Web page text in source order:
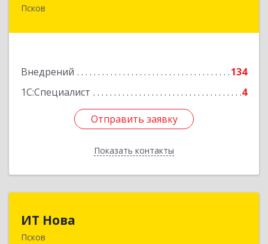
Псков
Внедрений
134
1С:Специалист
4
Отправить заявку
Показать контакты
180000, Псковская обл, Псков г, Советская ул,
Отправить заявку
Назад
ИТ Нова
Псков180004, Псковская обл, Псков г, Октябрьский